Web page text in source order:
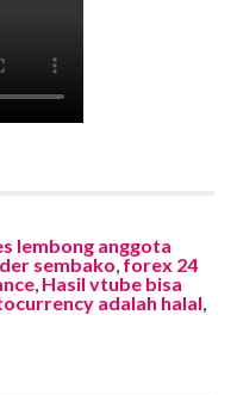
lembong anggota
sembako,forex 24
, Hasil vtube bisa
adalah halal,